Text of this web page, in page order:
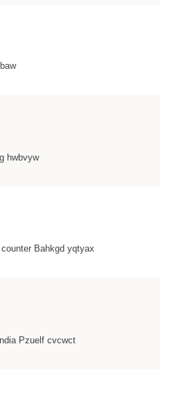
hwbvyw
Bahkgd yqtyax
Pzuelf cvcwct